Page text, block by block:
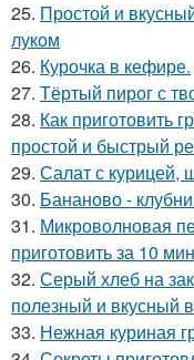
25. Простой и
луком
26. Курочка в кефире.
27. Тёртый пирог с
28. Как приготовить
простой и быстрый
29. Салат с курицей,
30. Бананово -
31. Микроволновая
приготовить за 10
32. Серый хлеб на
полезный и вкусный
33. Нежная куриная